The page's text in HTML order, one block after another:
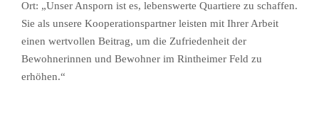
Ort: „Unser Ansporn ist es, lebenswerte Quartiere zu schaffen.
Sie als unsere Kooperationspartner leisten mit Ihrer Arbeit
einen wertvollen Beitrag, um die Zufriedenheit der
Bewohnerinnen und Bewohner im Rintheimer Feld zu
erhöhen.“